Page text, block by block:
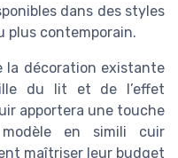
dans des styles
plus contemporain.
la décoration existante
du lit et de l’effet
apportera une touche
modèle en simili cuir
maîtriser leur budget